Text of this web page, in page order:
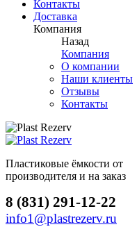
Контакты
Доставка
Компания
Назад
Компания
О компании
Наши клиенты
Отзывы
Контакты
Пластиковые ёмкости от
производителя и на заказ
8 (831) 291-12-22
info1@plastrezerv.ru